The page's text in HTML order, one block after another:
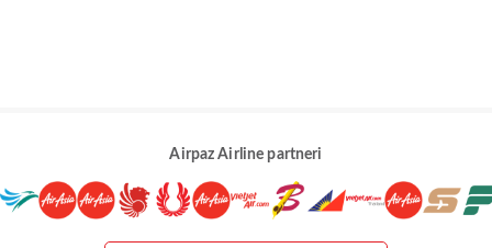
Airpaz Airline partneri